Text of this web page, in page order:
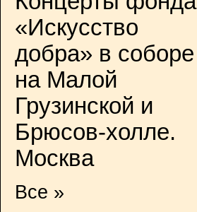
«Искусство
добра» в соборе
на Малой
Грузинской и
Брюсов-холле.
Москва
Все »